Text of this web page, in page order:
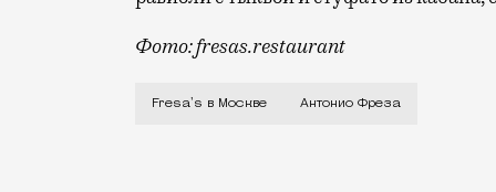
Фото: fresas.restaurant
В начале декабря Антонио Фреза
Fresa's в Москве Антонио Фреза